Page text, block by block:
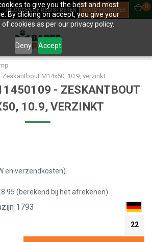
to give you the best and most
By clicking on accept, you give your
cookies as per our privacy policy.
Deny Accept
INLOGGEN OF REGISTREREN WORD VERKOPER
0
Zeskantbout M14x50, 10.9, verzinkt
- ZESKANTBOUT
10.9, VERZINKT
en verzendkosten)
(berekend bij het afrekenen)
1793
22